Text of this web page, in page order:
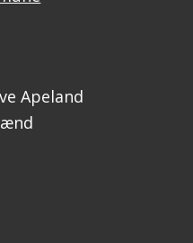
Apeland